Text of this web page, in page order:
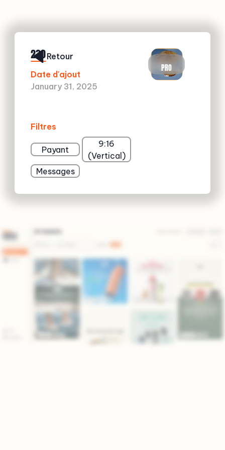
230
Date d'ajout
January 31, 2025
Filtres
Payant
9:16
(Vertical)
Messages
PRO
Retour